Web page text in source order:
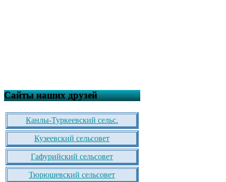
Сайты наших друзей
Канлы-Туркеевский сельс.
Кузеевский сельсовет
Гафурийский сельсовет
Тюрюшевский сельсовет